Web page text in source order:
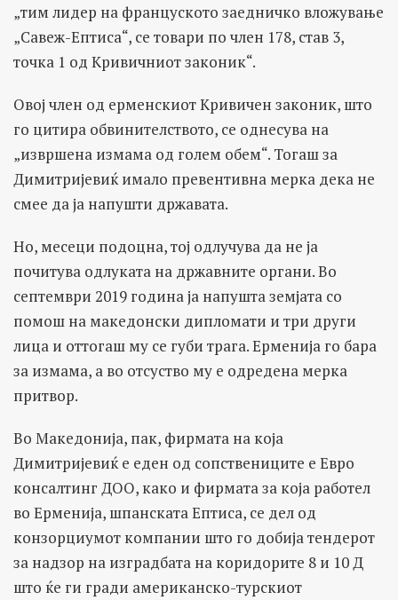
„тим лидер на француското заедничко вложување
„Савеж-Ептиса“, се товари по член 178, став 3,
точка 1 од Кривичниот законик“.
Овој член од ерменскиот Кривичен законик, што
го цитира обвинителството, се однесува на
„извршена измама од голем обем“. Тогаш за
Димитријевиќ имало превентивна мерка дека не
смее да ја напушти државата.
Но, месеци подоцна, тој одлучува да не ја
почитува одлуката на државните органи. Во
септември 2019 година ја напушта земјата со
помош на македонски дипломати и три други
лица и оттогаш му се губи трагa. Ерменија го бара
за измама, а во отсуство му е одредена мерка
притвор.
Во Македонија, пак, фирмата на која
Димитријевиќ е еден од сопствениците е Евро
консалтинг ДОО, како и фирмата за која работел
во Ерменија, шпанската Ептиса, се дел од
конзорциумот компании што го добија тендерот
за надзор на изградбата на коридорите 8 и 10 Д
што ќе ги гради американско-турскиот